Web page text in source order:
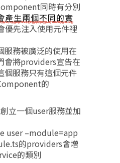
同時有分別
產生兩個不同的實
優先注入使用元件裡
服務被廣泛的使用在
會將providers宣告在
個服務只有這個元件
的
立一個user服務並加
user –module=app
的providers會增
的類別